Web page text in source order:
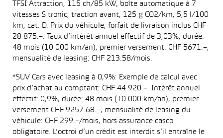
TFSI Attraction, 115 ch/85 kW, boîte automatique à 7
vitesses S tronic, traction avant, 125 g CO2/km, 5,5 l/100
km, cat. D. Prix du véhicule, forfait de livraison inclus CHF
28 875.–. Taux d’intérêt annuel effectif de 3,03%, durée:
48 mois (10 000 km/an), premier versement: CHF 5671.–,
mensualité de leasing: CHF 213.58/mois.
*SUV Cars avec leasing à 0,9%: Exemple de calcul avec
prix d’achat au comptant: CHF 44 920.–. Intérêt annuel
effectif: 0,9%, durée: 48 mois (10 000 km/an), premier
versement CHF 9257.68.–, mensualité de leasing du
véhicule: CHF 299.–/mois, hors assurance casco
obligatoire. L’octroi d’un crédit est interdit s’il entraîne le